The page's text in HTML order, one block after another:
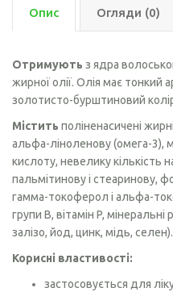
Опис Огляди (0)
Отримують з ядра
жирної олії. Олія має тонкий
золотисто-бурштиновий
Містить поліненасичені
альфа-ліноленову (омега-3),
кислоту, невелику кількість
пальмітинову і стеаринову,
гамма-токоферол і альфа-
групи B, вітамін P, мінеральні
залізо, йод, цинк, мідь, селен).
Корисні властивості:
застосовується для